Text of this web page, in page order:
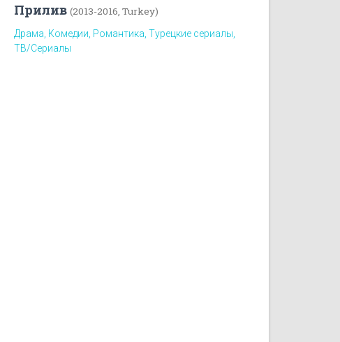
Прилив (2013-2016, Turkey)
Драма, Комедии, Романтика, Турецкие сериалы,
ТВ/Сериалы